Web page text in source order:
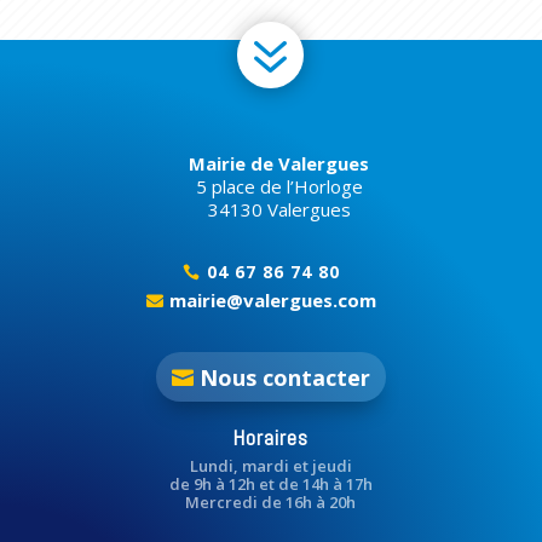
7
Mairie de Valergues
5 place de l’Horloge
34130 Valergues
 04 67 86 74 80
 mairie@valergues.com
Nous contacter
Horaires
Lundi, mardi et jeudi
de 9h à 12h et de 14h à 17h
Mercredi de 16h à 20h